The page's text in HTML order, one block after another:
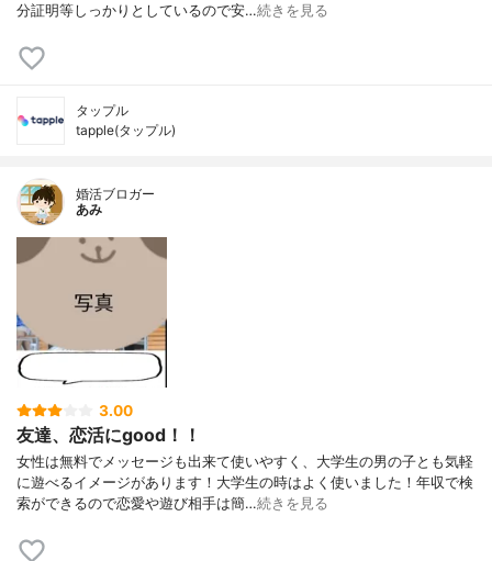
分証明等しっかりとしているので安…続きを見る
タップル
tapple(タップル)
婚活ブロガー
あみ
3.00
友達、恋活にgood！！
女性は無料でメッセージも出来て使いやすく、大学生の男の子とも気軽
に遊べるイメージがあります！大学生の時はよく使いました！年収で検
索ができるので恋愛や遊び相手は簡…続きを見る